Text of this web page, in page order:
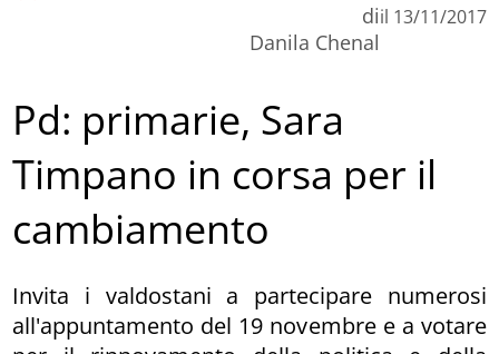
di
Danila Chenal
il 13/11/2017
Pd: primarie, Sara
Timpano in corsa per il
cambiamento
Invita i valdostani a partecipare numerosi
all'appuntamento del 19 novembre e a votare